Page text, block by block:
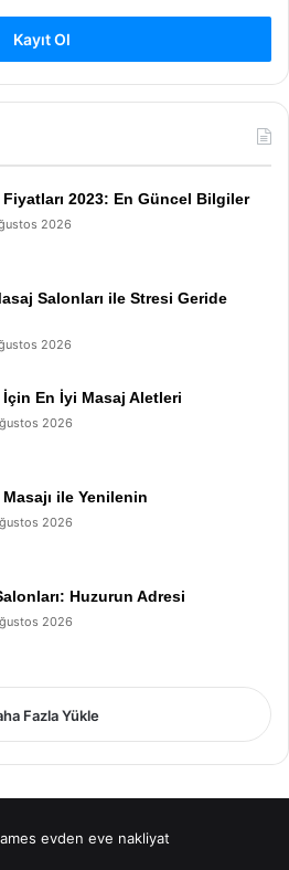
Kayıt Ol
2023: En Güncel Bilgiler
2026
Salonları ile Stresi Geride
2026
İçin En İyi Masaj Aletleri
2026
ile Yenilenin
2026
Huzurun Adresi
2026
Fazla Yükle
evden eve nakliyat